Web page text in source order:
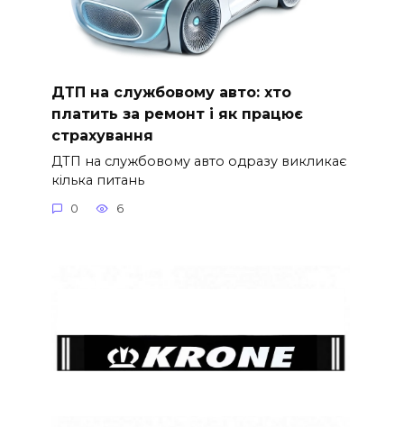
ДТП на службовому авто: хто
платить за ремонт і як працює
страхування
ДТП на службовому авто одразу викликає
кілька питань
0 6